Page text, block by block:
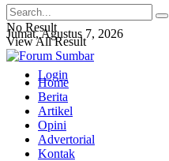
Jumat, Agustus 7, 2026
Login
No Result
View All Result
Home
Berita
Artikel
Opini
Advertorial
Kontak